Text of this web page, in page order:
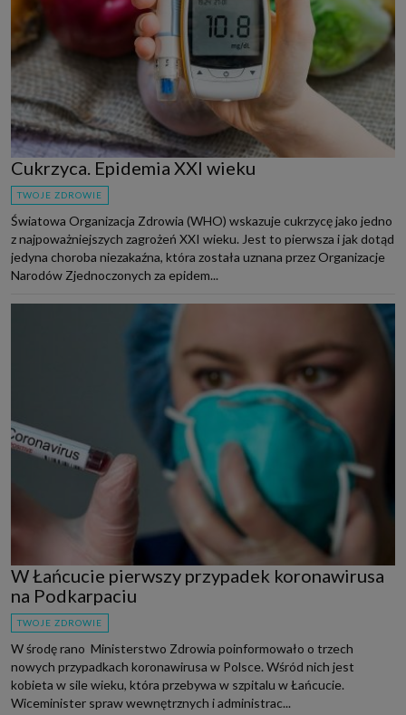
Cukrzyca. Epidemia XXI wieku
TWOJE ZDROWIE
Światowa Organizacja Zdrowia (WHO) wskazuje cukrzycę jako jedno
z najpoważniejszych zagrożeń XXI wieku. Jest to pierwsza i jak dotąd
jedyna choroba niezakaźna, która została uznana przez Organizacje
Narodów Zjednoczonych za epidem...
W Łańcucie pierwszy przypadek koronawirusa
na Podkarpaciu
TWOJE ZDROWIE
W środę rano Ministerstwo Zdrowia poinformowało o trzech
nowych przypadkach koronawirusa w Polsce. Wśród nich jest
kobieta w sile wieku, która przebywa w szpitalu w Łańcucie.
Wiceminister spraw wewnętrznych i administrac...